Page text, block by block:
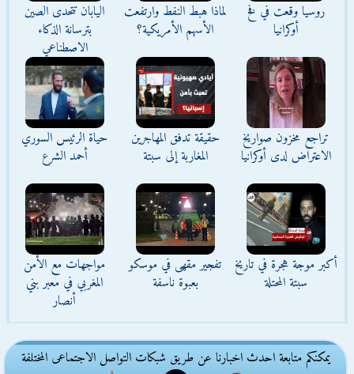
روسيا وقعت في فخ
أوكرانيا
لماذا هبط النفط وارتفعت
الأسهم الأمريكية؟
اليابان تتحدى الصين
بترسانة الذكاء
الاصطناعي
تراجع مخزون صواريخ
الاعتراض لدى أوكرانيا
حقيقة تدفق المهاجرين
المغاربة إلى سبتة
حياة الرئيس السوري
أحمد الشرع
أكبر موجة هجرة في تاريخ
سبتة المحتلة
تفجير مقهى في موسكو
بعبوة ناسفة
مواجهات مع الأمن
المغربي في معبر بني
أنصار
يمكنكم متابعة احدث اخبارنا عن طريق شبكات التواصل الاجتماعى المختلفة